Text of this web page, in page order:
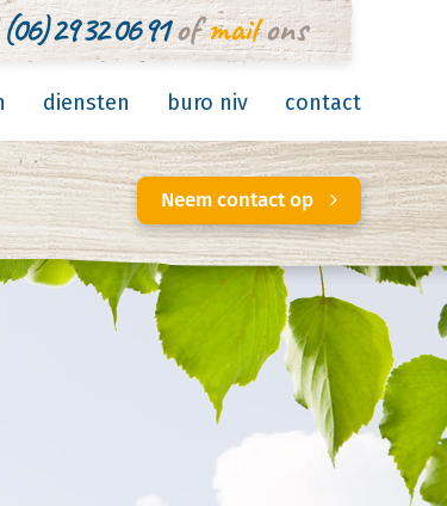
diensten buro niv contact
(06) 29 32 06 91ofmailons
Neem contact op